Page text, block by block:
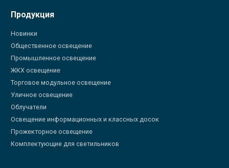
Продукция
Новинки
Общественное освещение
Промышленное освещение
ЖКХ освещение
Торговое модульное освещение
Уличное освещение
Облучатели
Освещение информационных и классных досок
Прожекторное освещение
Комплектующие для светильников